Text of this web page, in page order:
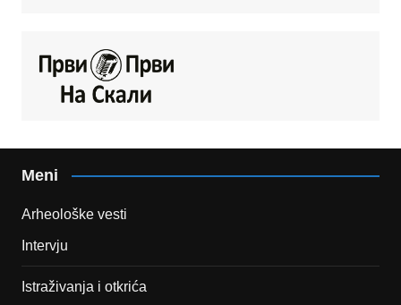
Meni
Arheološke vesti
Intervju
Istraživanja i otkrića